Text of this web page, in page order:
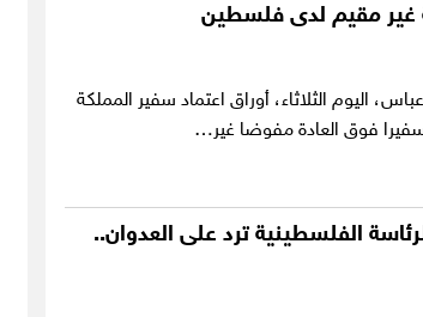
غير مقيم لدى فلسطين
اليوم الثلاثاء، أوراق اعتماد سفير المملكة
سفيرا فوق العادة مفوضا غير…
الفلسطينية ترد على العدوان..